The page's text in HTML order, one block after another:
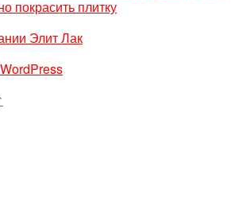
покрасить плитку
Элит Лак